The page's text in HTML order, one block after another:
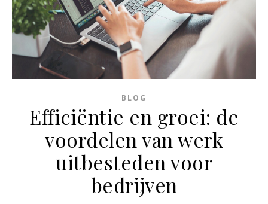
BLOG
Efficiëntie en groei: de
voordelen van werk
uitbesteden voor
bedrijven